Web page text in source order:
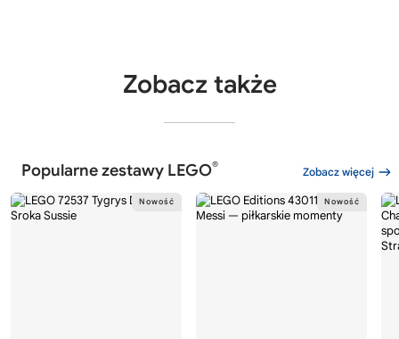
Zobacz także
Popularne zestawy LEGO® Zobacz więcej